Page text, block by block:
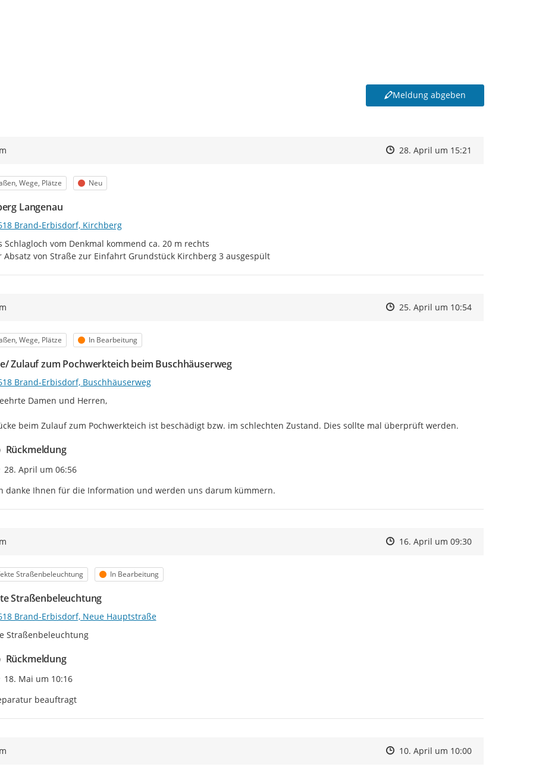
Meldung abgeben
Zeitpunkt des Erstellens
Zeitpunkt des Erstellens
28. April um 15:21
Wege, Plätze Status
Neu
Langenau
Brand-Erbisdorf, Kirchberg
Schlagloch vom Denkmal kommend ca. 20 m rechts
Absatz von Straße zur Einfahrt Grundstück Kirchberg 3 ausgespült
Zeitpunkt des Erstellens
Zeitpunkt des Erstellens
25. April um 10:54Zur Äußerung
Wege, Plätze Status
In Bearbeitung
Zulauf zum Pochwerkteich beim Buschhäuserweg
Brand-Erbisdorf, Buschhäuserweg
Damen und Herren,
beim Zulauf zum Pochwerkteich ist beschädigt bzw. im schlechten Zustand. Dies sollte mal überprüft werden.
Rückmeldung
Zeitpunkt des Erstellens
28. April um 06:56
danke Ihnen für die Information und werden uns darum kümmern.
Zeitpunkt des Erstellens
Zeitpunkt des Erstellens
16. April um 09:30Zur Äußerung
Straßenbeleuchtung Status
In Bearbeitung
Straßenbeleuchtung
Brand-Erbisdorf, Neue Hauptstraße
Straßenbeleuchtung
Rückmeldung
Zeitpunkt des Erstellens
18. Mai um 10:16
beauftragt
Zeitpunkt des Erstellens
Zeitpunkt des Erstellens
10. April um 10:00Zur Äußerung